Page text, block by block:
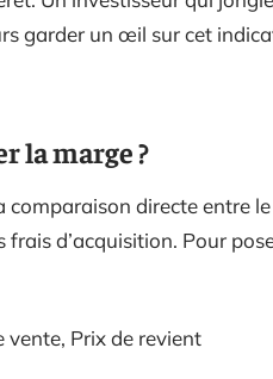
garder un œil sur cet
la marge ?
comparaison directe entre
d’acquisition. Pour
vente, Prix de revient